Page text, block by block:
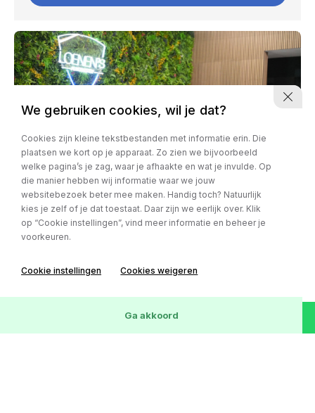
Mercedes-Benz CLK
stoelventilatie / parkeersensoren
Bouwjaar:08-06-2006
154812 km
Brandstof:Benzine
We gebruiken cookies, wil je dat?
Cookies zijn kleine tekstbestanden met informatie erin. Die
plaatsen we kort op je apparaat. Zo zien we bijvoorbeeld
welke pagina’s je zag, waar je afhaakte en wat je invulde. Op
die manier hebben wij informatie waar we jouw
websitebezoek beter mee maken. Handig toch? Natuurlijk
kies je zelf of je dat toestaat. Daar zijn we eerlijk over. Klik
op “Cookie instellingen”, vind meer informatie en beheer je
voorkeuren.
Cookie instellingen Cookies weigeren
Ga akkoord